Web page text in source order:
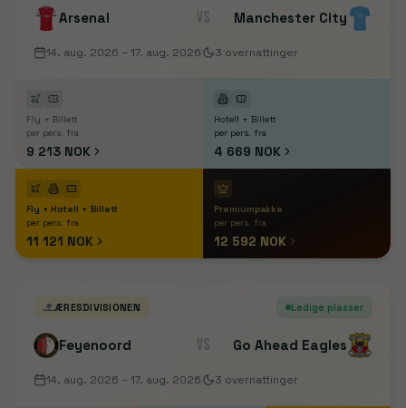
Arsenal VS Manchester City
14. aug. 2026 – 17. aug. 2026 3 overnattinger
Fly + Billett
per pers. fra
9 213 NOK
Hotell + Billett
per pers. fra
4 669 NOK
Fly + Hotell + Billett
per pers. fra
11 121 NOK
Premiumpakke
per pers. fra
12 592 NOK
ÆRESDIVISIONEN Ledige plasser
Feyenoord VS Go Ahead Eagles
14. aug. 2026 – 17. aug. 2026 3 overnattinger